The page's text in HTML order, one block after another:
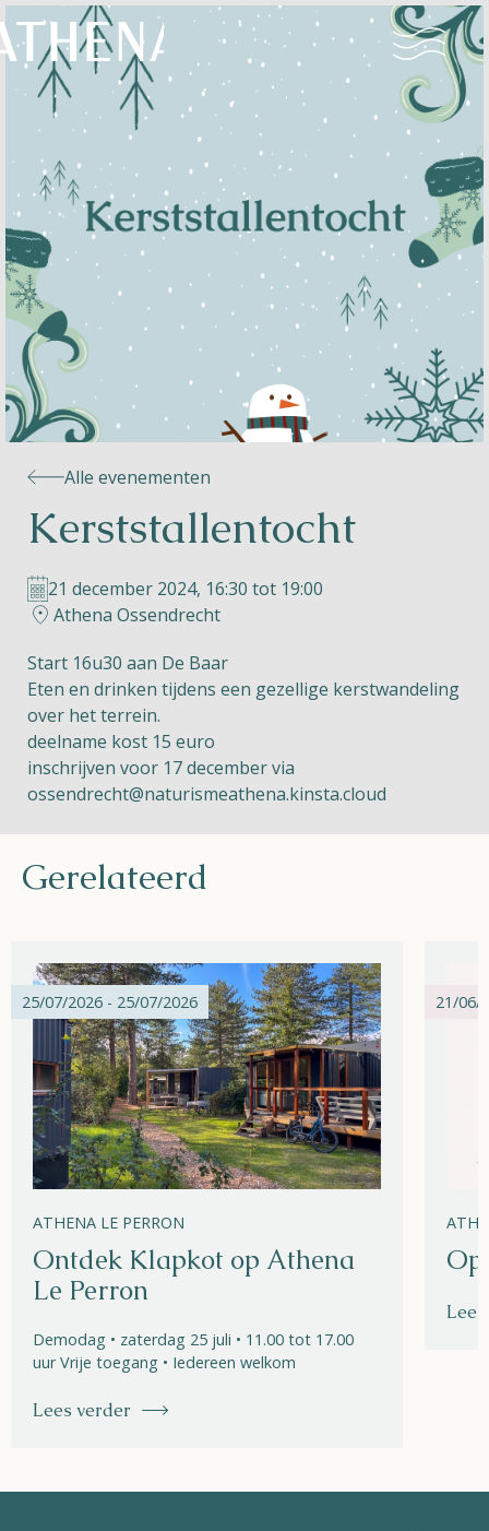
Naturisme
Community
Kalender
Parken
Le Perron
Helios
Contact
NL FR EN
Apple App Store
Alle evenementen
Kerststallentocht
21 december 2024, 16:30 tot 19:00
Athena Ossendrecht
Start 16u30 aan De Baar
Eten en drinken tijdens een gezellige kerstwandeling
over het terrein.
deelname kost 15 euro
inschrijven voor 17 december via
ossendrecht@naturismeathena.kinsta.cloud
Gerelateerd
25/07/2026 - 25/07/2026
ATHENA LE PERRON
Ontdek Klapkot op Athena
Le Perron
Demodag • zaterdag 25 juli • 11.00 tot 17.00
uur Vrije toegang • Iedereen welkom
Lees verder
21/06/